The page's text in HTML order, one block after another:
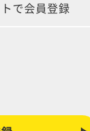
で会員登録